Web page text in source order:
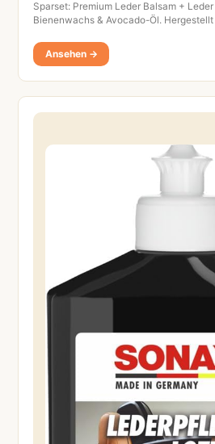
Sparset: Premium Leder Balsam +
Bienenwachs & Avocado-Öl.
Ansehen →